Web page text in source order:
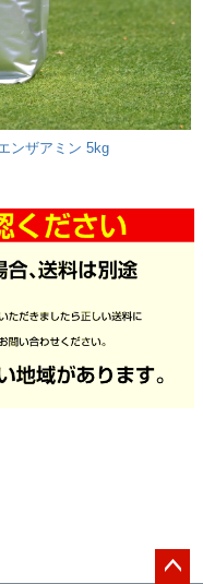
ンザアミン 5kg